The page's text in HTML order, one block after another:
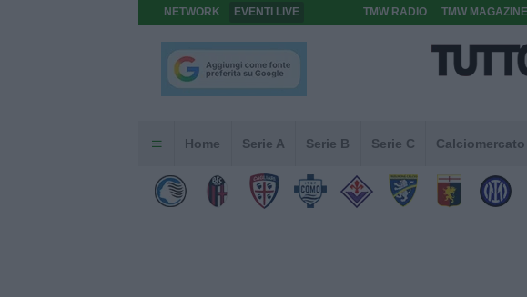
NETWORK EVENTI LIVE TMW RADIO TMW MAGAZINE
Home Serie A Serie B Serie C Calciomercato